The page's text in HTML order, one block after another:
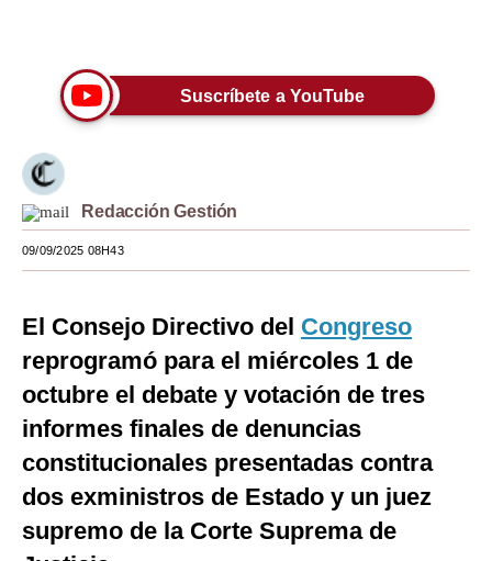
Lujo
Moda
Estilos
EEUU
México
Internacional
Tecnología
Club del Suscriptor
Suscríbete a YouTube
Redacción Gestión
09/09/2025 08H43
El Consejo Directivo del Congreso
reprogramó para el miércoles 1 de
octubre el debate y votación de tres
informes finales de denuncias
constitucionales presentadas contra
dos exministros de Estado y un juez
supremo de la Corte Suprema de